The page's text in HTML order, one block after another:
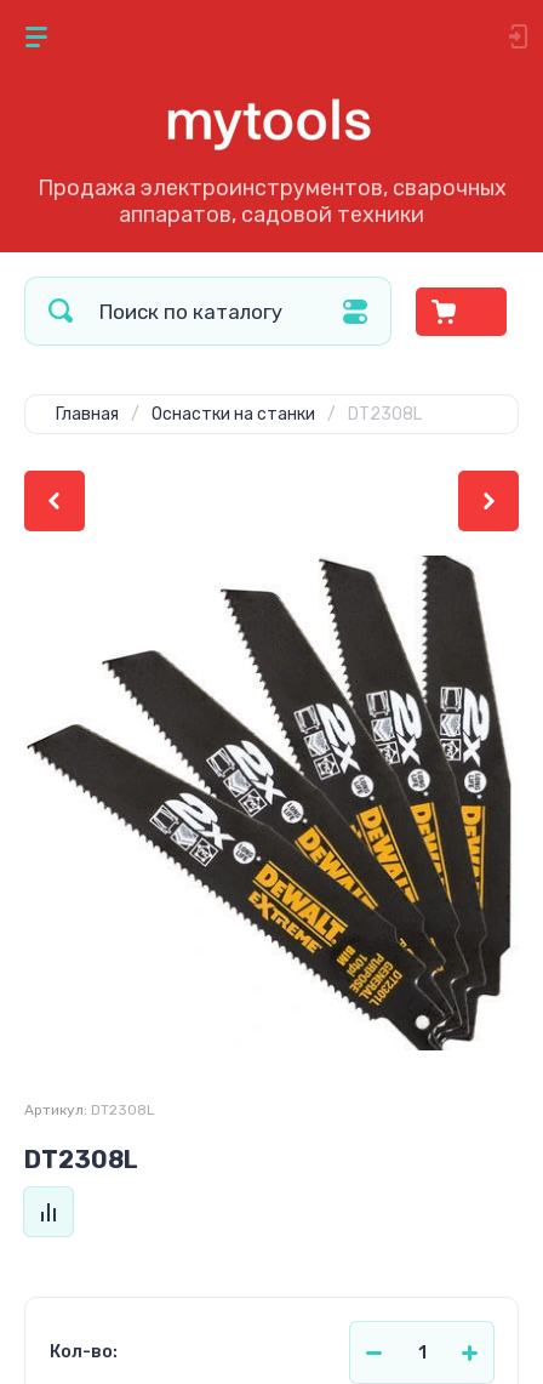
Продажа электроинструментов, сварочных
аппаратов, садовой техники
Главная / Оснастки на станки / DT2308L
Артикул: DT2308L
DT2308L
Кол-во: